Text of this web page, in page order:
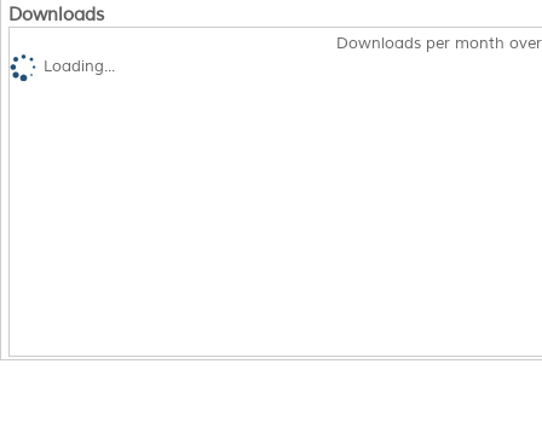
Downloads
Downloads per month
Loading...